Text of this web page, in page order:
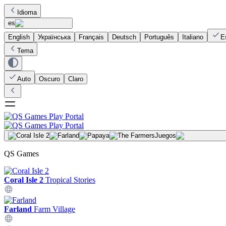
Idioma
es
English
Українська Français Deutsch Português Italiano
Tema
Auto Oscuro Claro
Juegos
QS Games
Coral Isle 2 Tropical Stories
Farland Farm Village